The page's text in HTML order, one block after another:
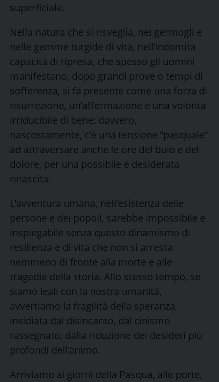
superficiale.
Nella natura che si risveglia, nei germogli e
nelle gemme turgide di vita, nell’indomita
capacità di ripresa, che spesso gli uomini
manifestano, dopo grandi prove o tempi di
sofferenza, si fa presente come una forza di
risurrezione, un’affermazione e una volontà
irriducibile di bene: davvero,
nascostamente, c’è una tensione “pasquale”
ad attraversare anche le ore del buio e del
dolore, per una possibile e desiderata
rinascita.
L’avventura umana, nell’esistenza delle
persone e dei popoli, sarebbe impossibile e
inspiegabile senza questo dinamismo di
resilienza e di vita che non si arresta
nemmeno di fronte alla morte e alle
tragedie della storia. Allo stesso tempo, se
siamo leali con la nostra umanità,
avvertiamo la fragilità della speranza,
insidiata dal disincanto, dal cinismo
rassegnato, dalla riduzione dei desideri più
profondi dell’animo.
Arriviamo ai giorni della Pasqua, alle porte,